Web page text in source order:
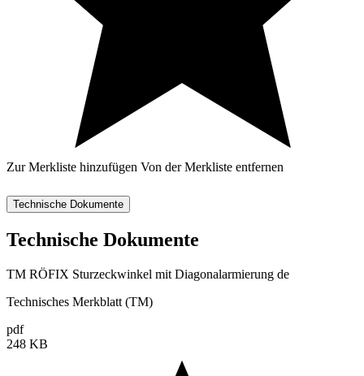
Zur Merkliste hinzufügen Von der Merkliste entfernen
Technische Dokumente
Technische Dokumente
TM RÖFIX Sturzeckwinkel mit Diagonalarmierung de
Technisches Merkblatt (TM)
pdf
248 KB